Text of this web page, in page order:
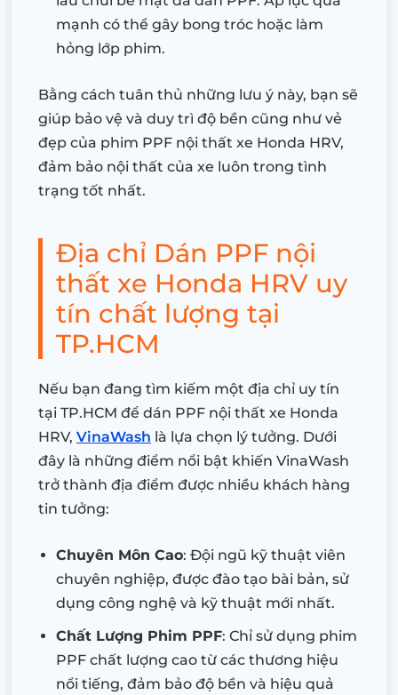
mạnh có thể gây bong tróc hoặc làm
hỏng lớp phim.
Bằng cách tuân thủ những lưu ý này, bạn sẽ
giúp bảo vệ và duy trì độ bền cũng như vẻ
đẹp của phim PPF nội thất xe Honda HRV,
đảm bảo nội thất của xe luôn trong tình
trạng tốt nhất.
Địa chỉ Dán PPF nội
thất xe Honda HRV uy
tín chất lượng tại
TP.HCM
Nếu bạn đang tìm kiếm một địa chỉ uy tín
tại TP.HCM để dán PPF nội thất xe Honda
HRV, VinaWash là lựa chọn lý tưởng. Dưới
đây là những điểm nổi bật khiến VinaWash
trở thành địa điểm được nhiều khách hàng
tin tưởng:
Chuyên Môn Cao: Đội ngũ kỹ thuật viên
chuyên nghiệp, được đào tạo bài bản, sử
dụng công nghệ và kỹ thuật mới nhất.
Chất Lượng Phim PPF: Chỉ sử dụng phim
PPF chất lượng cao từ các thương hiệu
nổi tiếng, đảm bảo độ bền và hiệu quả